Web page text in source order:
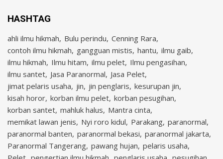
HASHTAG
ahli ilmu hikmah Bulu perindu Cenning Rara
contoh ilmu hikmah gangguan mistis hantu ilmu gaib
ilmu hikmah Ilmu hitam ilmu pelet Ilmu pengasihan
ilmu santet Jasa Paranormal Jasa Pelet
jimat pelaris usaha jin jin penglaris kesurupan jin
kisah horor korban ilmu pelet korban pesugihan
korban santet mahluk halus Mantra cinta
memikat lawan jenis Nyi roro kidul Parakang paranormal
paranormal banten paranormal bekasi paranormal jakarta
Paranormal Tangerang pawang hujan pelaris usaha